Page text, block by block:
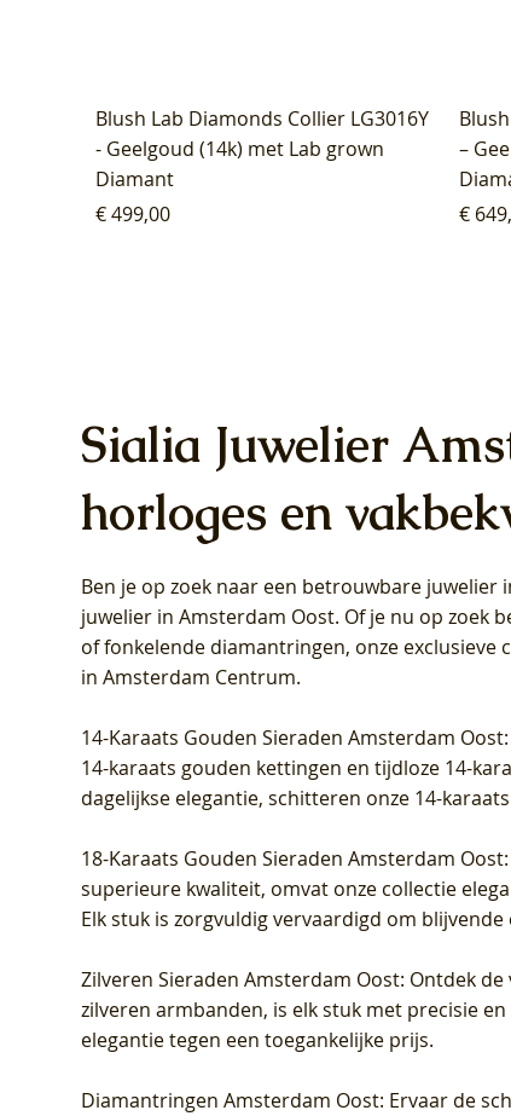
Blush Lab Diamonds Collier LG3016Y
- Geelgoud (14k) met Lab grown
Diamant
Prijs
€ 499,00
–
Prijs
€
Blush Lab Diamonds Oorhangers
LG9006Y/S - Geelgoud (14k) met Lab
grown Diamant
Blush Lab Diamonds Collier LG3019Y
– Geelgoud (14k) met Lab grown
Diamant
Blush Lab Diamonds Ring LG1031Y -
Geelgoud (14k) met Lab grown
Diamant
Sialia Juwelier
horloges en
Ben je op zoek naar een betrouwbare juwelier
juwelier in Amsterdam Oost. Of je nu op zoek
of fonkelende diamantringen, onze
in Amsterdam Centrum.
14-Karaats Gouden Sieraden Amsterdam Oost
14-karaats gouden kettingen en tijdloze 14-
dagelijkse elegantie, schitteren onze 14-
18-Karaats Gouden Sieraden Amsterdam Oost
superieure kwaliteit, omvat onze collectie
Elk stuk is zorgvuldig vervaardigd om
Zilveren Sieraden Amsterdam Oost: Ontdek
zilveren armbanden, is elk stuk met precisie
elegantie tegen een toegankelijke prijs.
Diamantringen Amsterdam Oost: Ervaar de